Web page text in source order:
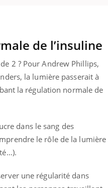
de l’insuline
2 ? Pour Andrew Phillips,
la lumière passerait à
la régulation normale de
dans le sang des
le rôle de la lumière
une régularité dans